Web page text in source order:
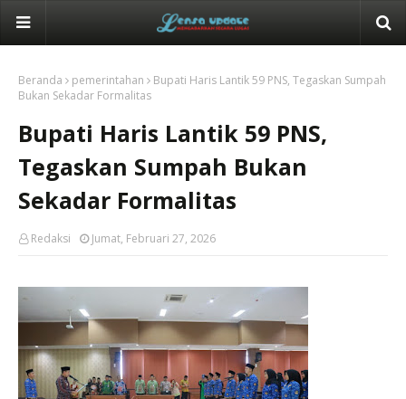
Beranda pemerintahan
Bupati Haris Lantik 59 PNS, Tegaskan Sumpah
Bukan Sekadar Formalitas
Bupati Haris Lantik 59 PNS,
Tegaskan Sumpah Bukan
Sekadar Formalitas
Redaksi Jumat, Februari 27, 2026